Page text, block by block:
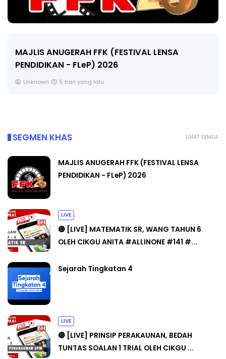
LENSA
🔴 [LIVE] MATEMATIK SR, WANG
CIKGU ANITA #ALLINONE #141
LIHAT SEMUA
SEGMEN KHAS
MAJLIS ANUGERAH FFK (FESTIVAL LENSA
PENDIDIKAN - FLeP) 2026
LIVE
🔴 [LIVE] MATEMATIK SR, WANG TAHUN 6
OLEH CIKGU ANITA #ALLINONE #141 #...
Sejarah Tingkatan 4
LIVE
🔴 [LIVE] PRINSIP PERAKAUNAN, BEDAH
TUNTAS SOALAN 1 TRIAL OLEH CIKGU ...